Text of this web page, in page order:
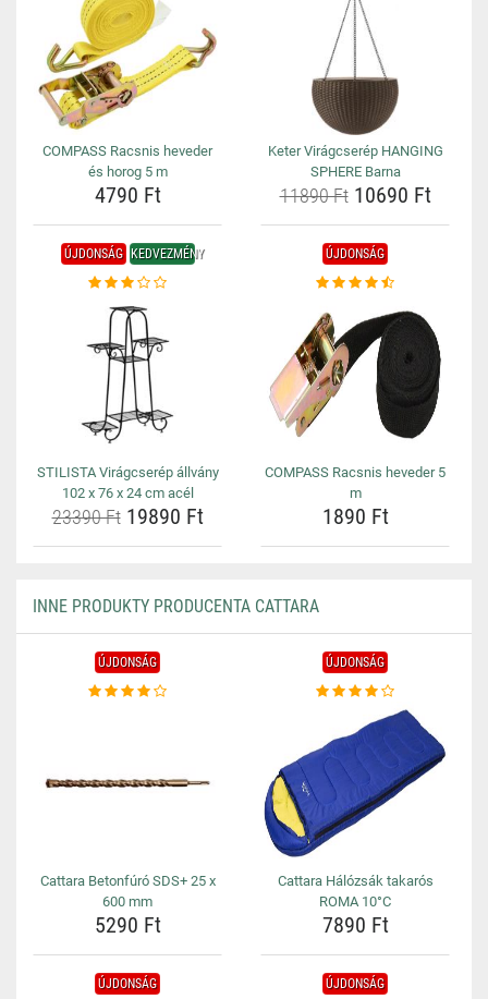
COMPASS Racsnis heveder
és horog 5 m
4790 Ft
Keter Virágcserép HANGING
SPHERE Barna
11890 Ft10690 Ft
ÚJDONSÁG KEDVEZMÉNY
STILISTA Virágcserép állvány
102 x 76 x 24 cm acél
23390 Ft19890 Ft
ÚJDONSÁG
COMPASS Racsnis heveder 5
m
1890 Ft
INNE PRODUKTY PRODUCENTA CATTARA
ÚJDONSÁG
Cattara Betonfúró SDS+ 25 x
600 mm
5290 Ft
ÚJDONSÁG
Cattara Hálózsák takarós
ROMA 10°C
7890 Ft
ÚJDONSÁG ÚJDONSÁG